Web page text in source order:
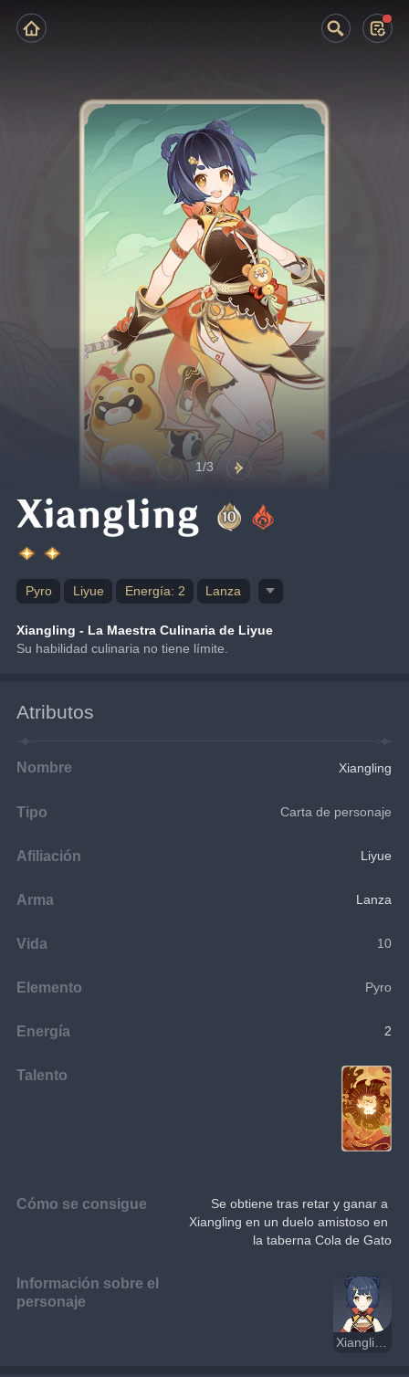
1/3
Xiangling
Pyro Liyue Energía: 2 Lanza
Xiangling - La Maestra Culinaria de Liyue
Su habilidad culinaria no tiene límite.
Atributos
Nombre Xiangling
Tipo Carta de personaje
Afiliación Liyue
Arma Lanza
Vida 10
Elemento Pyro
Energía 2
Talento
Cómo se consigue
Se obtiene tras retar y ganar a
Xiangling en un duelo amistoso en
la taberna Cola de Gato
Información sobre el
personaje